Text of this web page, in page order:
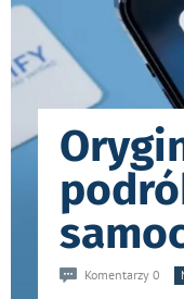
Komentarzy 0